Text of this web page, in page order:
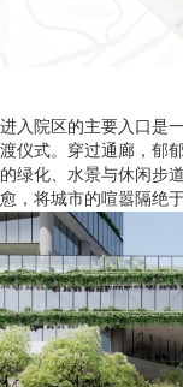
进入院区的主要入口是
渡仪式。穿过通廊，郁
的绿化、水景与休闲步
愈，将城市的喧嚣隔绝于